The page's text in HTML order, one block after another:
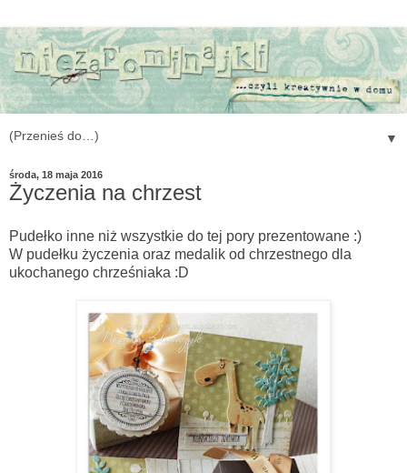
▼
środa, 18 maja 2016
Życzenia na chrzest
Pudełko inne niż wszystkie do tej pory prezentowane :)
W pudełku życzenia oraz medalik od chrzestnego dla
ukochanego chrześniaka :D